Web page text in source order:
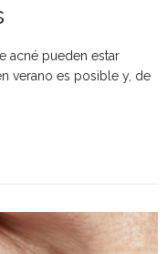
acné pueden estar
verano es posible y, de